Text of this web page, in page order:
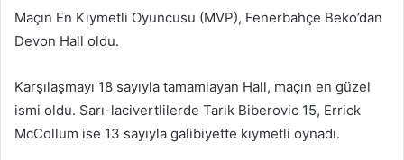
Maçın En Kıymetli Oyuncusu (MVP), Fenerbahçe Beko’dan
Devon Hall oldu.
Karşılaşmayı 18 sayıyla tamamlayan Hall, maçın en güzel
ismi oldu. Sarı-lacivertlilerde Tarık Biberovic 15, Errick
McCollum ise 13 sayıyla galibiyette kıymetli oynadı.